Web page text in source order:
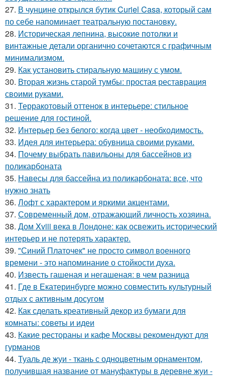
27. В чунцине открылся бутик Curiel Casa, который сам
по себе напоминает театральную постановку.
28. Историческая лепнина, высокие потолки и
винтажные детали органично сочетаются с графичным
минимализмом.
29. Как установить стиральную машину с умом.
30. Вторая жизнь старой тумбы: простая реставрация
своими руками.
31. Терракотовый оттенок в интерьере: стильное
решение для гостиной.
32. Интерьер без белого: когда цвет - необходимость.
33. Идея для интерьера: обувница своими руками.
34. Почему выбрать павильоны для бассейнов из
поликарбоната
35. Навесы для бассейна из поликарбоната: все, что
нужно знать
36. Лофт с характером и яркими акцентами.
37. Современный дом, отражающий личность хозяина.
38. Дом Xviii века в Лондоне: как освежить исторический
интерьер и не потерять характер.
39. "Синий Платочек" не просто символ военного
времени - это напоминание о стойкости духа.
40. Известь гашеная и негашеная: в чем разница
41. Где в Екатеринбурге можно совместить культурный
отдых с активным досугом
42. Как сделать креативный декор из бумаги для
комнаты: советы и идеи
43. Какие рестораны и кафе Москвы рекомендуют для
гурманов
44. Туаль де жуи - ткань с одноцветным орнаментом,
получившая название от мануфактуры в деревне жуи -